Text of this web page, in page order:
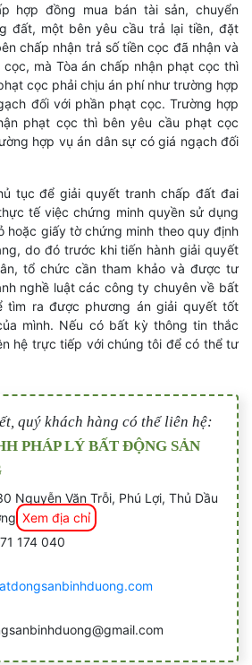
hợp đồng mua bán tài sản, chuyển
đất, một bên yêu cầu trả lại tiền, đặt
chấp nhận trả số tiền cọc đã nhận và
mà Tòa án chấp nhận phạt cọc thì
cọc phải chịu án phí như trường hợp
đối với phần phạt cọc. Trường hợp
phạt cọc thì bên yêu cầu phạt cọc
hợp vụ án dân sự có giá ngạch đối
tục để giải quyết tranh chấp đất đai
tế việc chứng minh quyền sử dụng
hoặc giấy tờ chứng minh theo quy định
do đó trước khi tiến hành giải quyết
tổ chức cần tham khảo và được tư
nghề luật các công ty chuyên về bất
tìm ra được phương án giải quyết tốt
mình. Nếu có bất kỳ thông tin thắc
hệ trực tiếp với chúng tôi để có thể tư
quý khách hàng có thể liên hệ:
PHÁP LÝ BẤT ĐỘNG SẢN
Nguyễn Văn Trỗi, Phú Lợi, Thủ Dầu
Xem địa chỉ
174 040